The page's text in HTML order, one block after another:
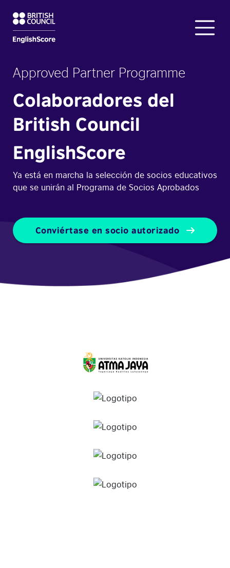
Approved Partner Programme
Colaboradores del
British Council
EnglishScore
Ya está en marcha la selección de socios educativos
que se unirán al Programa de Socios Aprobados
Conviértase en socio autorizado